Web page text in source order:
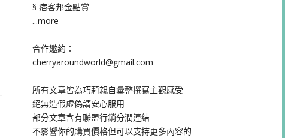
§ 痞客邦金點賞
...more
合作邀約：
cherryaroundworld@gmail.com
所有文章皆為巧莉親自彙整撰寫主觀感受
絕無造假虛偽請安心服用
部分文章含有聯盟行銷分潤連結
不影響你的購買價格但可以支持更多內容的